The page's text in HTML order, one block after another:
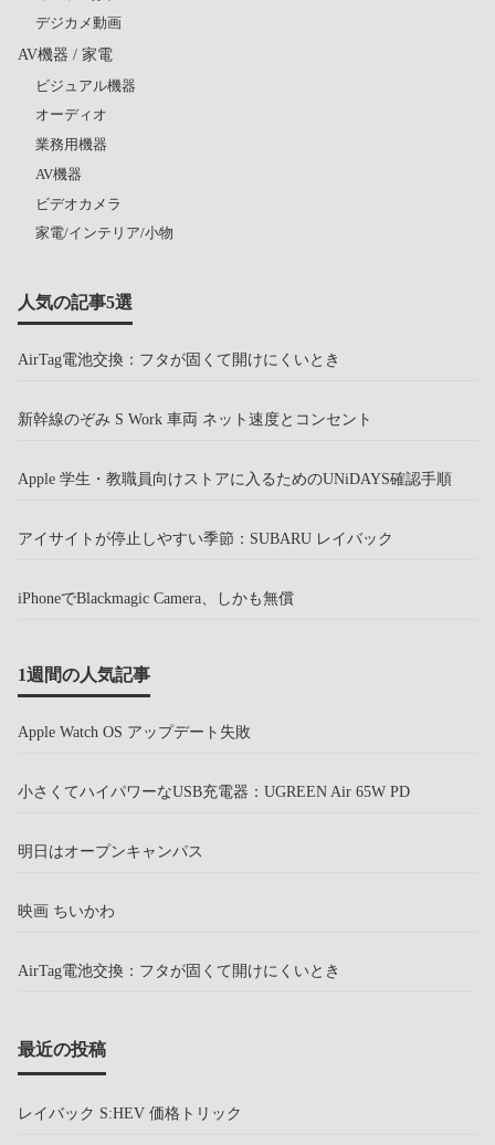
デジカメ動画
AV機器 / 家電
ビジュアル機器
オーディオ
業務用機器
AV機器
ビデオカメラ
家電/インテリア/小物
人気の記事5選
AirTag電池交換：フタが固くて開けにくいとき
新幹線のぞみ S Work 車両 ネット速度とコンセント
Apple 学生・教職員向けストアに入るためのUNiDAYS確認手順
アイサイトが停止しやすい季節：SUBARU レイバック
iPhoneでBlackmagic Camera、しかも無償
1週間の人気記事
Apple Watch OS アップデート失敗
小さくてハイパワーなUSB充電器：UGREEN Air 65W PD
明日はオープンキャンパス
映画 ちいかわ
AirTag電池交換：フタが固くて開けにくいとき
最近の投稿
レイバック S:HEV 価格トリック